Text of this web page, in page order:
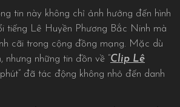
tin này không chỉ ảnh hưởng đến hình
tiếng Lê Huyền Phương Bắc Ninh mà
cãi trong cộng đồng mạng. Mặc dù
nhưng những tin đồn về “Clip Lê
phút” đã tác động không nhỏ đến danh